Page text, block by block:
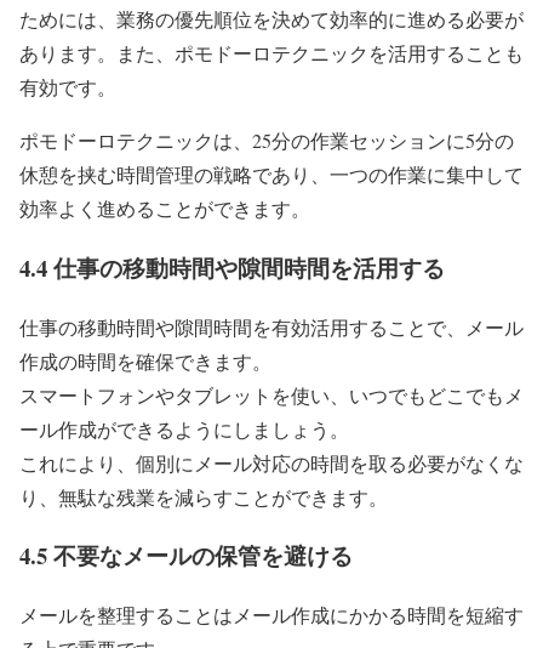
ためには、業務の優先順位を決めて効率的に進める必要が
あります。また、ポモドーロテクニックを活用することも
有効です。
ポモドーロテクニックは、25分の作業セッションに5分の
休憩を挟む時間管理の戦略であり、一つの作業に集中して
効率よく進めることができます。
4.4 仕事の移動時間や隙間時間を活用する
仕事の移動時間や隙間時間を有効活用することで、メール
作成の時間を確保できます。
スマートフォンやタブレットを使い、いつでもどこでもメ
ール作成ができるようにしましょう。
これにより、個別にメール対応の時間を取る必要がなくな
り、無駄な残業を減らすことができます。
4.5 不要なメールの保管を避ける
メールを整理することはメール作成にかかる時間を短縮す